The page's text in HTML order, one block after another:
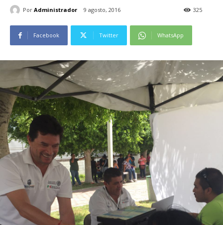
Por Administrador 9 agosto, 2016 325
Facebook Twitter WhatsApp